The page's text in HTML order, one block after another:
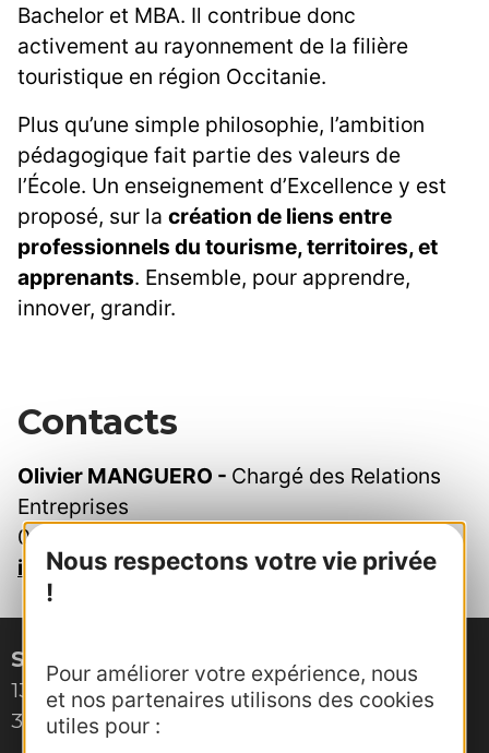
Nous respectons votre vie privée
!
Pour améliorer votre expérience, nous
et nos partenaires utilisons des cookies
utiles pour :
Bachelor et MBA. Il contribue donc
activement au rayonnement de la filière
touristique en région Occitanie.
Plus qu’une simple philosophie, l’ambition
pédagogique fait partie des valeurs de
l’École. Un enseignement d’Excellence y est
proposé, sur la création de liens entre
professionnels du tourisme, territoires, et
apprenants. Ensemble, pour apprendre,
innover, grandir.
Contacts
Olivier MANGUERO - Chargé des Relations
Entreprises
06 72 70 97 91 –
olivier.manguero@ecoles-
ieftourisme.fr
Site de Montpellier
132, boulevard Pénélope
34000 Montpellier